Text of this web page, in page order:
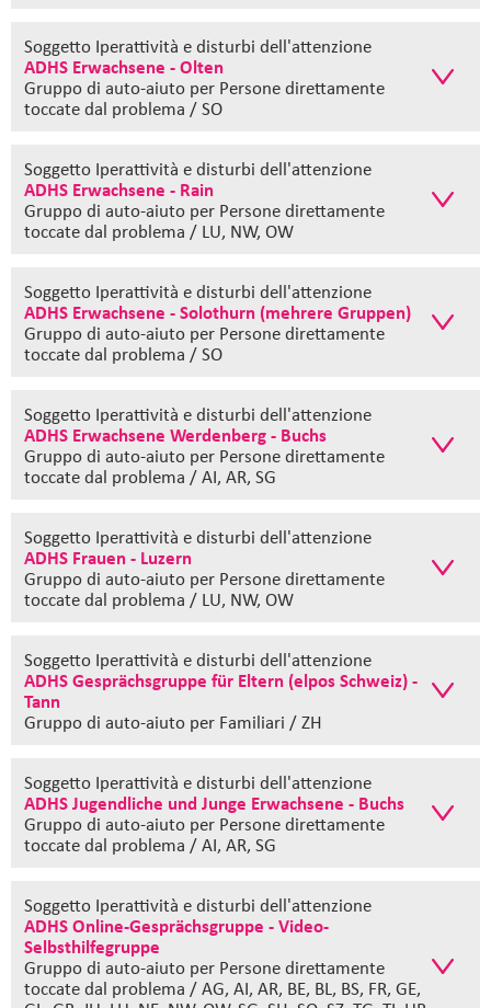
Soggetto Iperattività e disturbi dell'attenzione
ADHS Erwachsene - Olten
Gruppo di auto-aiuto per Persone direttamente
toccate dal problema / SO
Soggetto Iperattività e disturbi dell'attenzione
ADHS Erwachsene - Rain
Gruppo di auto-aiuto per Persone direttamente
toccate dal problema / LU, NW, OW
Soggetto Iperattività e disturbi dell'attenzione
ADHS Erwachsene - Solothurn (mehrere Gruppen)
Gruppo di auto-aiuto per Persone direttamente
toccate dal problema / SO
Soggetto Iperattività e disturbi dell'attenzione
ADHS Erwachsene Werdenberg - Buchs
Gruppo di auto-aiuto per Persone direttamente
toccate dal problema / AI, AR, SG
Soggetto Iperattività e disturbi dell'attenzione
ADHS Frauen - Luzern
Gruppo di auto-aiuto per Persone direttamente
toccate dal problema / LU, NW, OW
Soggetto Iperattività e disturbi dell'attenzione
ADHS Gesprächsgruppe für Eltern (elpos Schweiz) -
Tann
Gruppo di auto-aiuto per Familiari / ZH
Soggetto Iperattività e disturbi dell'attenzione
ADHS Jugendliche und Junge Erwachsene - Buchs
Gruppo di auto-aiuto per Persone direttamente
toccate dal problema / AI, AR, SG
Soggetto Iperattività e disturbi dell'attenzione
ADHS Online-Gesprächsgruppe - Video-
Selbsthilfegruppe
Gruppo di auto-aiuto per Persone direttamente
toccate dal problema / AG, AI, AR, BE, BL, BS, FR, GE,